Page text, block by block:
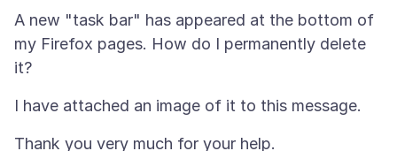
A new "task bar" has appeared at the bottom of
my Firefox pages. How do I permanently delete